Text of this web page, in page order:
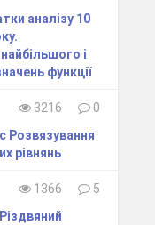
аналізу 10
і
функції
3216
0
Розвязування
рівнянь
1366
5